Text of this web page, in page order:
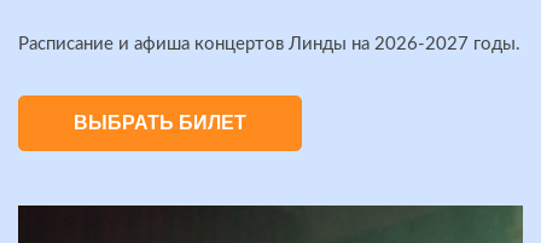
Расписание и афиша концертов Линды на 2026-2027 годы.
ВЫБРАТЬ БИЛЕТ